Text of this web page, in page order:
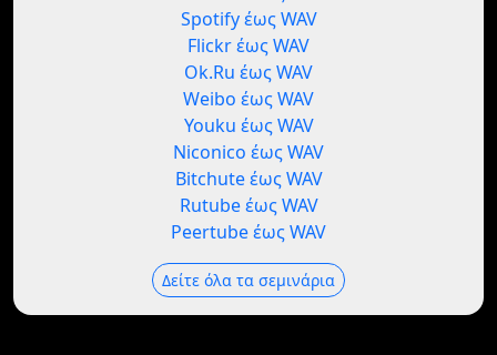
Spotify έως WAV
Flickr έως WAV
Ok.Ru έως WAV
Weibo έως WAV
Youku έως WAV
Niconico έως WAV
Bitchute έως WAV
Rutube έως WAV
Peertube έως WAV
Δείτε όλα τα σεμινάρια